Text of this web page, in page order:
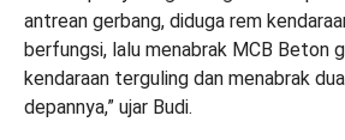
antrean gerbang, diduga rem
berfungsi, lalu menabrak MCB Beton
kendaraan terguling dan menabrak
depannya,” ujar Budi.